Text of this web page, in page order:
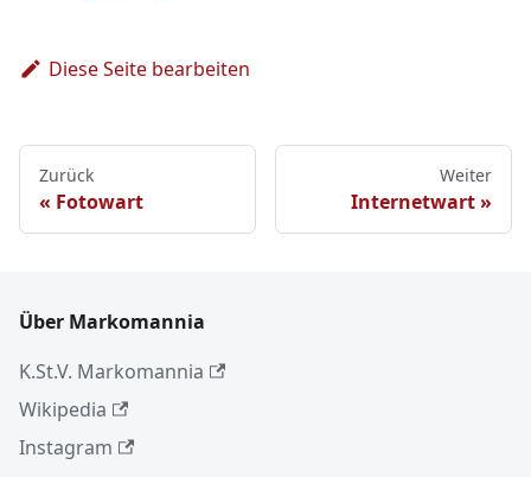
Diese Seite bearbeiten
Zurück
Fotowart
Weiter
Internetwart
Über Markomannia
K.St.V. Markomannia
Wikipedia
Instagram